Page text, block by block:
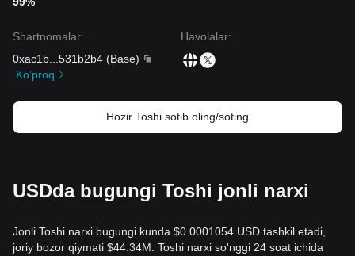
Shartnomalar:
0xac1b
531b2b4 (Base)
Ko’proq
Havolalar:
Hozir Toshi sotib oling/soting
USDda bugungi Toshi jonli narxi
Jonli Toshi narxi bugungi kunda $0.0001054 USD tashkil etadi,
joriy bozor qiymati $44.34M. Toshi narxi so'nggi 24 soat ichida